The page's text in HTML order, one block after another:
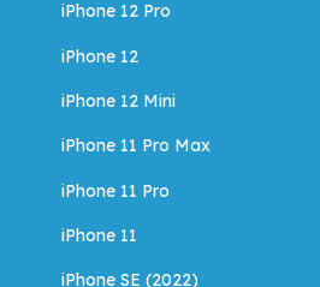
iPhone 12 Pro
iPhone 12
iPhone 12 Mini
iPhone 11 Pro Max
iPhone 11 Pro
iPhone 11
iPhone SE (2022)